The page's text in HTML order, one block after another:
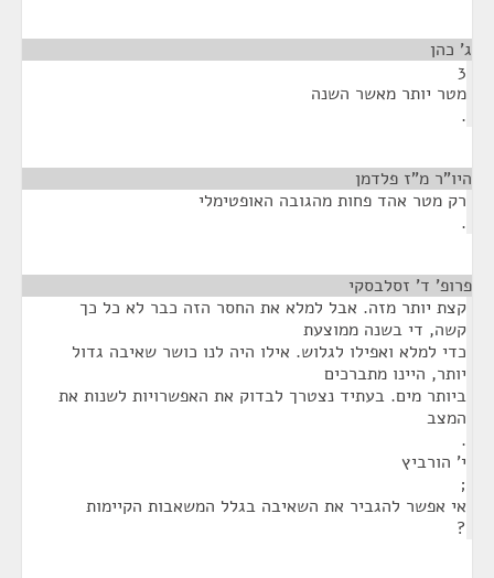
ג' כהן
3
מטר יותר מאשר השנה
.
היו"ר מ"ז פלדמן
רק מטר אהד פחות מהגובה האופטימלי
.
פרופ' ד' זסלבסקי
קצת יותר מזה. אבל למלא את החסר הזה כבר לא כל כך
קשה, די בשנה ממוצעת
כדי למלא ואפילו לגלוש. אילו היה לנו כושר שאיבה גדול
יותר, היינו מתברכים
ביותר מים. בעתיד נצטרך לבדוק את האפשרויות לשנות את
המצב
.
י' הורביץ
;
אי אפשר להגביר את השאיבה בגלל המשאבות הקיימות
?